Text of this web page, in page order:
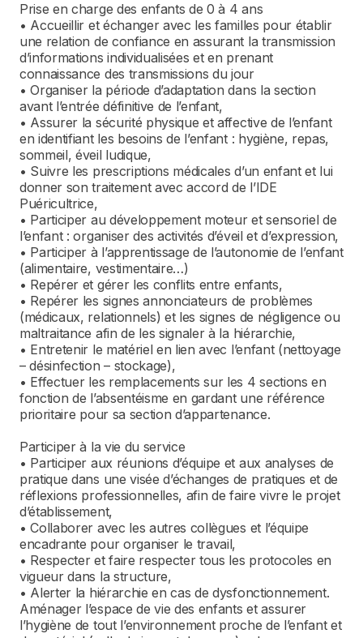
Prise en charge des enfants de 0 à 4 ans
• Accueillir et échanger avec les familles pour établir
une relation de confiance en assurant la transmission
d’informations individualisées et en prenant
connaissance des transmissions du jour
• Organiser la période d’adaptation dans la section
avant l’entrée définitive de l’enfant,
• Assurer la sécurité physique et affective de l’enfant
en identifiant les besoins de l’enfant : hygiène, repas,
sommeil, éveil ludique,
• Suivre les prescriptions médicales d’un enfant et lui
donner son traitement avec accord de l’IDE
Puéricultrice,
• Participer au développement moteur et sensoriel de
l’enfant : organiser des activités d’éveil et d’expression,
• Participer à l’apprentissage de l’autonomie de l’enfant
(alimentaire, vestimentaire…)
• Repérer et gérer les conflits entre enfants,
• Repérer les signes annonciateurs de problèmes
(médicaux, relationnels) et les signes de négligence ou
maltraitance afin de les signaler à la hiérarchie,
• Entretenir le matériel en lien avec l’enfant (nettoyage
– désinfection – stockage),
• Effectuer les remplacements sur les 4 sections en
fonction de l’absentéisme en gardant une référence
prioritaire pour sa section d’appartenance.
Participer à la vie du service
• Participer aux réunions d’équipe et aux analyses de
pratique dans une visée d’échanges de pratiques et de
réflexions professionnelles, afin de faire vivre le projet
d’établissement,
• Collaborer avec les autres collègues et l’équipe
encadrante pour organiser le travail,
• Respecter et faire respecter tous les protocoles en
vigueur dans la structure,
• Alerter la hiérarchie en cas de dysfonctionnement.
Aménager l’espace de vie des enfants et assurer
l’hygiène de tout l’environnement proche de l’enfant et